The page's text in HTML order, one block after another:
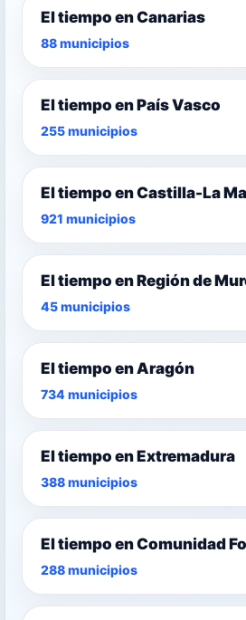
El tiempo en Canarias
88 municipios
El tiempo en País Vasco
255 municipios
El tiempo en Castilla-La
921 municipios
El tiempo en Región de
45 municipios
El tiempo en Aragón
734 municipios
El tiempo en Extremadura
388 municipios
El tiempo en Comunidad
288 municipios